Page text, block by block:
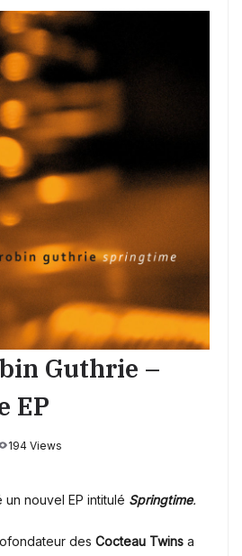
Guthrie –
EP
194 Views
un nouvel EP intitulé Springtime.
des Cocteau Twins a